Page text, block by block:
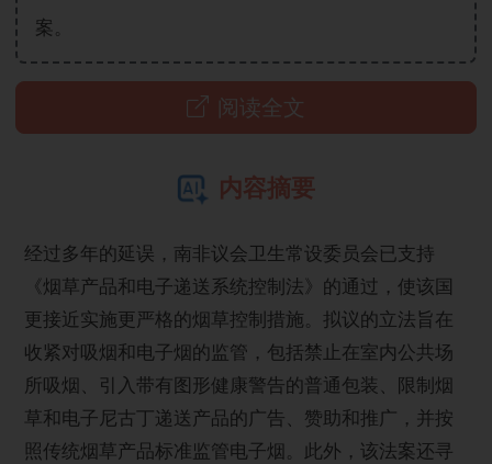
案。
阅读全文
内容摘要
经过多年的延误，南非议会卫生常设委员会已支持
《烟草产品和电子递送系统控制法》的通过，使该国
更接近实施更严格的烟草控制措施。拟议的立法旨在
收紧对吸烟和电子烟的监管，包括禁止在室内公共场
所吸烟、引入带有图形健康警告的普通包装、限制烟
草和电子尼古丁递送产品的广告、赞助和推广，并按
照传统烟草产品标准监管电子烟。此外，该法案还寻